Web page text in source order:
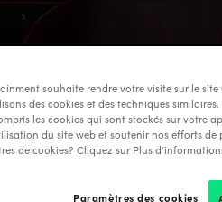
souhaite rendre votre visite sur le
des cookies et des techniques
les cookies qui sont stockés sur votre
du site web et soutenir nos efforts
de cookies? Cliquez sur Plus
Paramètres des cookies